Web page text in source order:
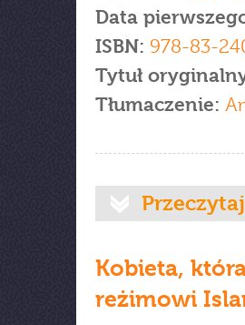
Data
ISBN: 978-83-
Tytuł
Tłumaczenie:
Kobieta,
reżimowi